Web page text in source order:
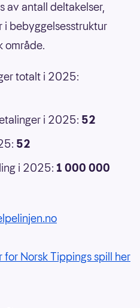
av antall deltakelser,
i bebyggelsesstruktur
område.
totalt i 2025:
i 2025: 52
52
i 2025: 1 000 000
for Norsk Tippings spill her